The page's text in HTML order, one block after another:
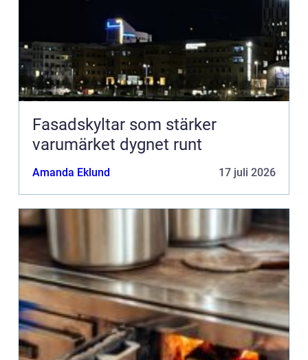
Fasadskyltar som stärker
varumärket dygnet runt
Amanda Eklund 17 juli 2026